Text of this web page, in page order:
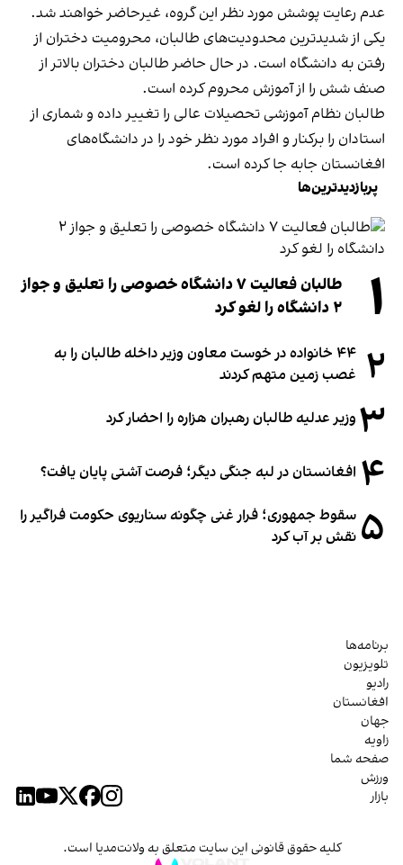
عدم رعایت پوشش مورد نظر این گروه، غیرحاضر خواهند شد.
یکی از شدیدترین محدودیت‌های طالبان، محرومیت دختران از
رفتن به دانشگاه است. در حال حاضر طالبان دختران بالاتر از
صنف شش را از آموزش محروم کرده است.
طالبان نظام آموزشی تحصیلات عالی را تغییر داده و شماری از
استادان را برکنار و افراد مورد نظر خود را در دانشگاه‌های
افغانستان جابه جا کرده است.
پربازدیدترین‌ها
۱
طالبان فعالیت ۷ دانشگاه خصوصی را تعلیق و جواز
۲ دانشگاه را لغو کرد
۲
۴۴ خانواده در خوست معاون وزیر داخله طالبان را به
غصب زمین متهم کردند
۳ وزیر عدلیه طالبان رهبران هزاره را احضار کرد
۴ افغانستان در لبه جنگی دیگر؛ فرصت آشتی پایان یافت؟
۵ سقوط جمهوری؛ فرار غنی چگونه سناریوی حکومت فراگیر را
نقش بر آب کرد
برنامه‌ها
تلویزیون
رادیو
افغانستان
جهان
زاویه
صفحه شما
ورزش
بازار
کلیه حقوق قانونی این سایت متعلق به ولانت‌مدیا است.